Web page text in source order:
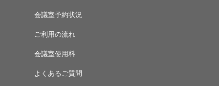
会議室予約状況
ご利用の流れ
会議室使用料
よくあるご質問